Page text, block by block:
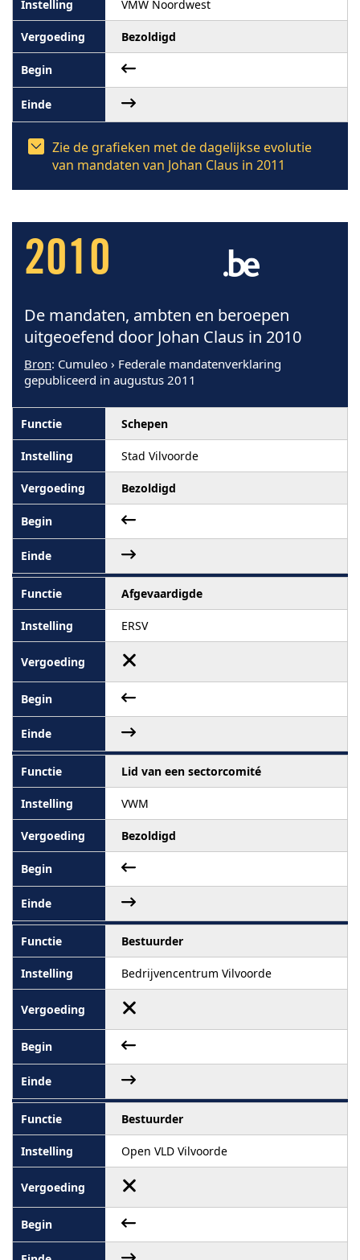
VMW Noordwest
Bezoldigd
Zie de grafieken met de dagelijkse evolutie
van mandaten van Johan Claus in 2011
2010
De mandaten, ambten en beroepen
uitgeoefend door Johan Claus in 2010
Bron: Cumuleo › Federale mandatenverklaring
gepubliceerd in augustus 2011
Schepen
Stad Vilvoorde
Bezoldigd
Afgevaardigde
ERSV
Lid van een sectorcomité
VWM
Bezoldigd
Bestuurder
Bedrijvencentrum Vilvoorde
Bestuurder
Open VLD Vilvoorde